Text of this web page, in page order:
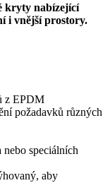
kryty nabízející
i vnější prostory.
z EPDM
požadavků různých
speciálních
aby